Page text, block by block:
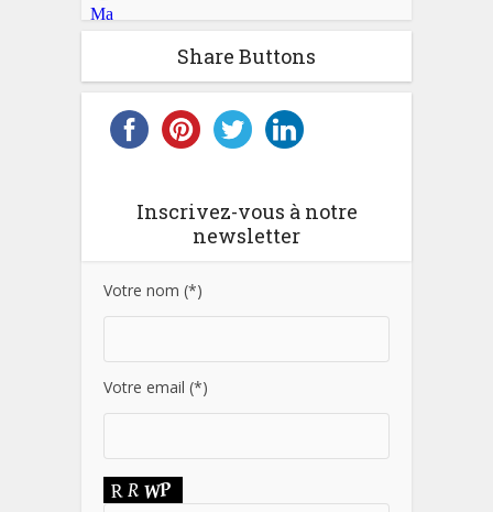
Share Buttons
Inscrivez-vous à notre
newsletter
Votre nom (*)
Votre email (*)